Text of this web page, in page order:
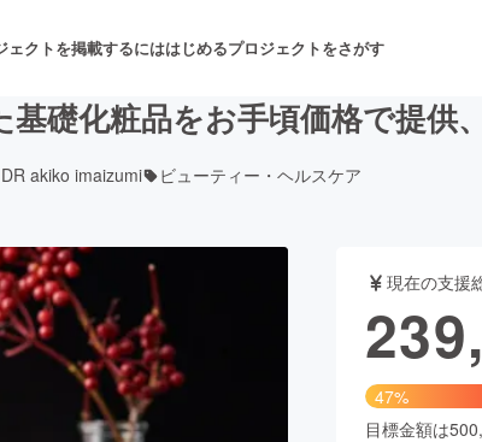
ェクトを掲載するにははじめるプロジェクトをさがす
舞台・パフォーマンス
ービス開発 フード・飲食店
版
礎化粧品をお手頃価格で提供
DR akiko imaizumi ビューティー・ヘルスケア
現在の支援
47%
目標金額は